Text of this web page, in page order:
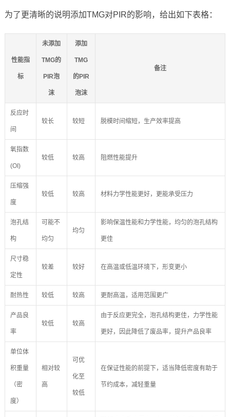
为了更清晰的说明添加TMG对PIR的影响，给出如下表格：
性能指
标
未添加
TMG的
PIR泡
沫
添加
TMG
的PIR
泡沫
备注
反应时
间
较长 较短 脱模时间缩短，生产效率提高
氧指数
(OI)
较低 较高 阻燃性能提升
压缩强
度
较低 较高 材料力学性能更好，更能承受压力
泡孔结
构
可能不
均匀
均匀
影响保温性能和力学性能，均匀的泡孔结构
更佳
尺寸稳
定性
较差 较好 在高温或低温环境下，形变更小
耐热性 较低 较高 更耐高温，适用范围更广
产品良
率
较低 较高
由于反应更完全，泡孔结构更佳，力学性能
更好，因此降低了废品率，提升产品良率
单位体
积重量
（密
度）
相对较
高
可优
化至
较低
在保证性能的前提下，适当降低密度有助于
节约成本，减轻重量